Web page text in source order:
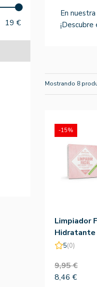
19 €
En
Mostrando 8
Limpiador
60gr -
5(0)
9,95 €
8,46 €
-15%